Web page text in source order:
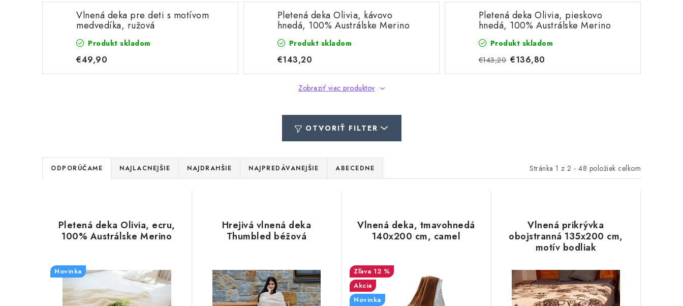
Vlnená deka pre deti s motívom
medvedíka, ružová
Produkt skladom
€49,90
Pletená deka Olivia, kávovo
hnedá, 100% Austrálske Merino
Produkt skladom
€143,20
Pletená deka Olivia, pieskovo
hnedá, 100% Austrálske Merino
Produkt skladom
€143,20 €136,80
Zobraziť viac produktov
OTVORIŤ FILTER
Stránka 1 z 2 - 48 položiek celkom
R
a
e
ODPORÚČAME NAJLACNEJŠIE NAJDRAHŠIE NAJPREDÁVANEJŠIE ABECEDNE
Pletená deka Olivia, ecru,
100% Austrálske Merino
Novinka
Hrejivá vlnená deka
Thumbled béžová
Vlnená deka, tmavohnedá
140x200 cm, camel
12 %
Akcia
Novinka
Vlnená prikrývka
obojstranná 135x200 cm,
motív bodliak